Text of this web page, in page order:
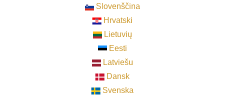
Slovenščina
Hrvatski
Lietuvių
Eesti
Latviešu
Dansk
Svenska